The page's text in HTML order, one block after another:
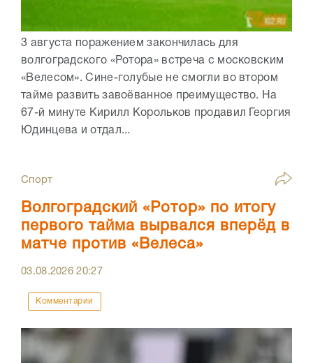
3 августа поражением закончилась для
волгоградского «Ротора» встреча с московским
«Велесом». Сине-голубые не смогли во втором
тайме развить завоёванное преимущество. На
67-й минуте Кирилл Корольков продавил Георгия
Юдинцева и отдал...
Спорт
Волгоградский «Ротор» по итогу
первого тайма вырвался вперёд в
матче против «Велеса»
03.08.202620:27
Комментарии